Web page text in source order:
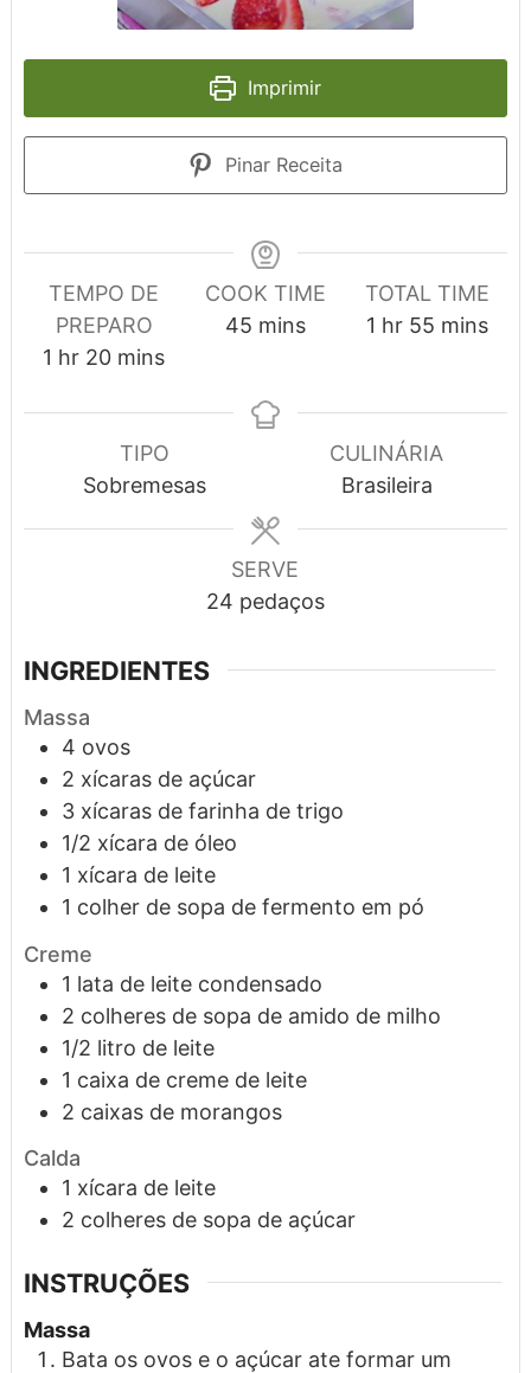
Imprimir
Pinar Receita
TEMPO DE
PREPARO
1 hour
hr 20minutes
mins
COOK TIME
45 minutes
mins
TOTAL TIME
1 hour
hr 55minutes
mins
TIPO
Sobremesas
CULINÁRIA
Brasileira
SERVE
24 pedaços
INGREDIENTES
Massa
4 ovos
2 xícaras de açúcar
3 xícaras de farinha de trigo
1/2 xícara de óleo
1 xícara de leite
1 colher de sopa de fermento em pó
Creme
1 lata de leite condensado
2 colheres de sopa de amido de milho
1/2 litro de leite
1 caixa de creme de leite
2 caixas de morangos
Calda
1 xícara de leite
2 colheres de sopa de açúcar
INSTRUÇÕES
Massa
Bata os ovos e o açúcar ate formar um